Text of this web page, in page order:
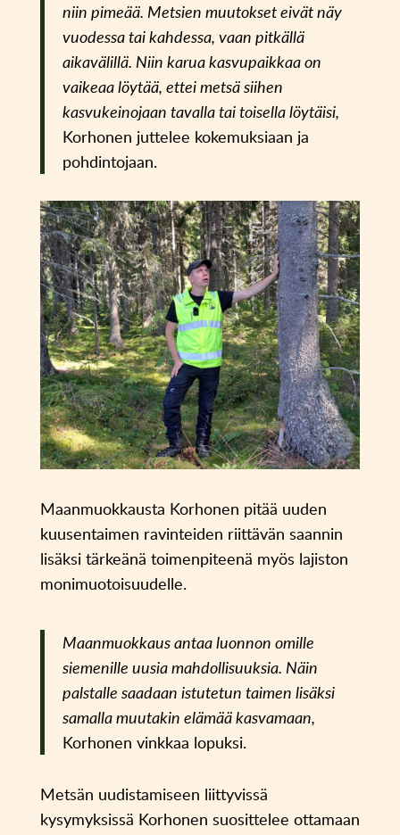
niin pimeää. Metsien muutokset eivät näy
vuodessa tai kahdessa, vaan pitkällä
aikavälillä. Niin karua kasvupaikkaa on
vaikeaa löytää, ettei metsä siihen
kasvukeinojaan tavalla tai toisella löytäisi,
Korhonen juttelee kokemuksiaan ja
pohdintojaan.
Maanmuokkausta Korhonen pitää uuden
kuusentaimen ravinteiden riittävän saannin
lisäksi tärkeänä toimenpiteenä myös lajiston
monimuotoisuudelle.
Maanmuokkaus antaa luonnon omille
siemenille uusia mahdollisuuksia. Näin
palstalle saadaan istutetun taimen lisäksi
samalla muutakin elämää kasvamaan,
Korhonen vinkkaa lopuksi.
Metsän uudistamiseen liittyvissä
kysymyksissä Korhonen suosittelee ottamaan